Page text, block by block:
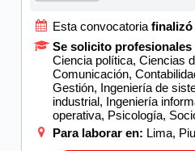
Esta convocatoria finalizó
Se solicito profesionales
Ciencia política, Ciencias
Comunicación,
Gestión, Ingeniería de
industrial, Ingeniería
operativa, Psicología,
Para laborar en: Lima,